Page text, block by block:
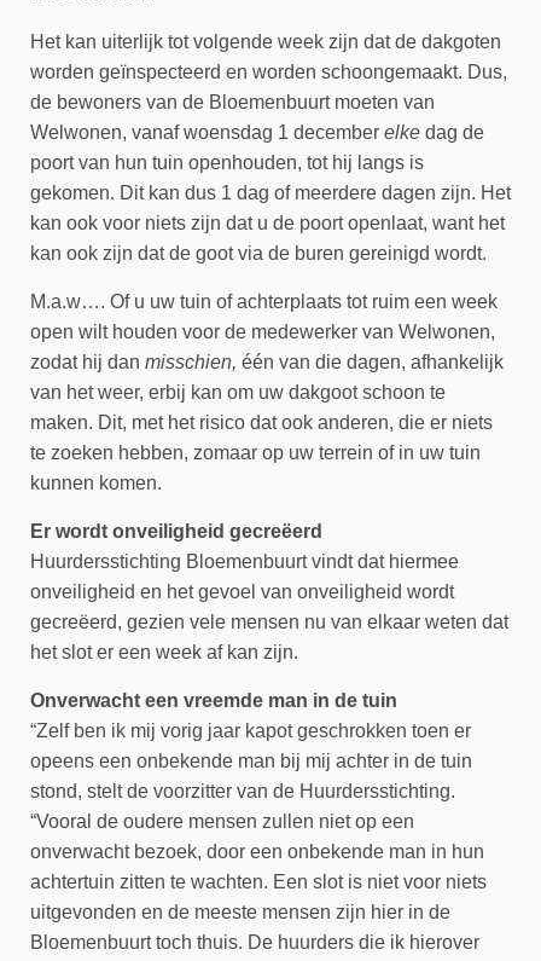
Het kan uiterlijk tot volgende week zijn dat de dakgoten
worden geïnspecteerd en worden schoongemaakt. Dus,
de bewoners van de Bloemenbuurt moeten van
Welwonen, vanaf woensdag 1 december elke dag de
poort van hun tuin openhouden, tot hij langs is
gekomen. Dit kan dus 1 dag of meerdere dagen zijn. Het
kan ook voor niets zijn dat u de poort openlaat, want het
kan ook zijn dat de goot via de buren gereinigd wordt.
M.a.w…. Of u uw tuin of achterplaats tot ruim een week
open wilt houden voor de medewerker van Welwonen,
zodat hij dan misschien, één van die dagen, afhankelijk
van het weer, erbij kan om uw dakgoot schoon te
maken. Dit, met het risico dat ook anderen, die er niets
te zoeken hebben, zomaar op uw terrein of in uw tuin
kunnen komen.
Er wordt onveiligheid gecreëerd
Huurdersstichting Bloemenbuurt vindt dat hiermee
onveiligheid en het gevoel van onveiligheid wordt
gecreëerd, gezien vele mensen nu van elkaar weten dat
het slot er een week af kan zijn.
Onverwacht een vreemde man in de tuin
“Zelf ben ik mij vorig jaar kapot geschrokken toen er
opeens een onbekende man bij mij achter in de tuin
stond, stelt de voorzitter van de Huurdersstichting.
“Vooral de oudere mensen zullen niet op een
onverwacht bezoek, door een onbekende man in hun
achtertuin zitten te wachten. Een slot is niet voor niets
uitgevonden en de meeste mensen zijn hier in de
Bloemenbuurt toch thuis. De huurders die ik hierover